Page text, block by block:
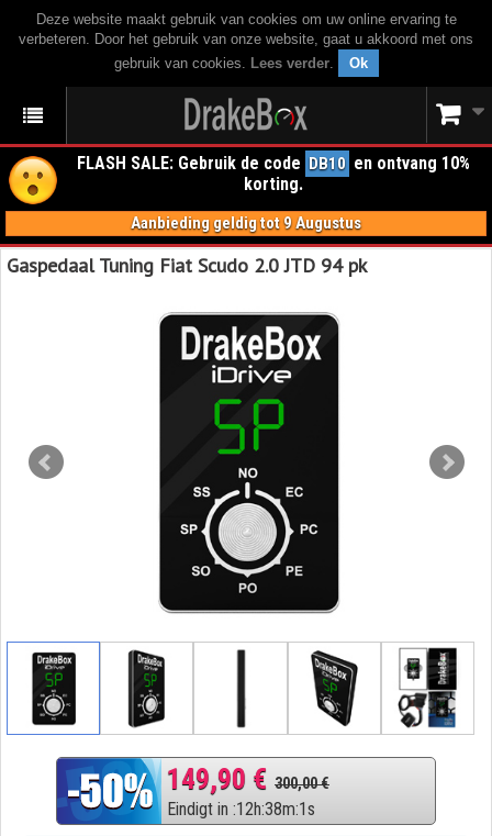
Deze website maakt gebruik van cookies om uw online ervaring te
verbeteren. Door het gebruik van onze website, gaat u akkoord met ons
gebruik van cookies. Lees verder. Ok
FLASH SALE: Gebruik de code DB10 en ontvang 10%
korting.
Aanbieding geldig tot 9 Augustus
Gaspedaal Tuning Fiat Scudo 2.0 JTD 94 pk
149,90 € 300,00 €
Eindigt in :12h:38m:0s